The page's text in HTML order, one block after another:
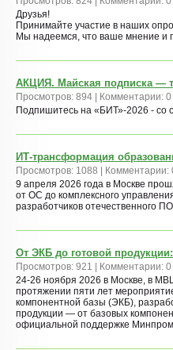
Друзья!
Принимайте участие в наших
Мы надеемся, что ваше мнение и
АКЦИЯ. Майская подписка —
Просмотров: 894 | Комментарии: 0
Подпишитесь на «БИТ»-2026 - со
ИТ-трансформация
Просмотров: 1088 | Комментарии:
9 апреля 2026 года в Москве
от ОС до комплексного
разработчиков отечественного
От ЭКБ до готовой
Просмотров: 921 | Комментарии: 0
24-26 ноября 2026 в Москве, в
протяжении пяти лет
компонентной базы (ЭКБ),
продукции — от базовых
официальной поддержке